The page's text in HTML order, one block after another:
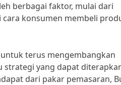
berbagai faktor, mulai dari
konsumen membeli
terus mengembangkan
strategi yang dapat
dari pakar pemasaran,